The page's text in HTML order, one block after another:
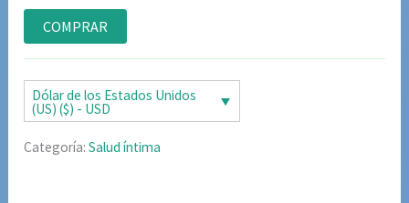
Valorado
con4.75de
5 en base
a
4
de clientes
COMPRAR
Dólar de los Estados Unidos
(US) ($) - USD
Categoría:Salud íntima